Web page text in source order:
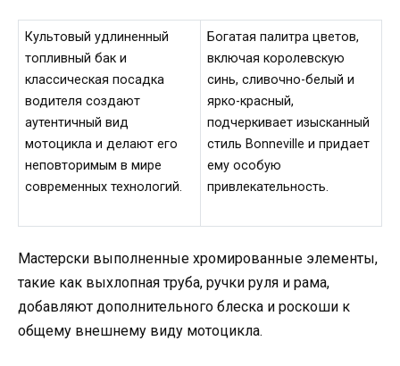
Культовый удлиненный
топливный бак и
классическая посадка
водителя создают
аутентичный вид
мотоцикла и делают его
неповторимым в мире
современных технологий.
Богатая палитра цветов,
включая королевскую
синь, сливочно-белый и
ярко-красный,
подчеркивает изысканный
стиль Bonneville и придает
ему особую
привлекательность.
Мастерски выполненные хромированные элементы,
такие как выхлопная труба, ручки руля и рама,
добавляют дополнительного блеска и роскоши к
общему внешнему виду мотоцикла.